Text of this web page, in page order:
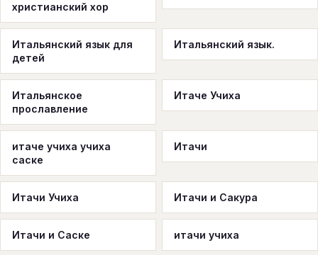
христианский хор
Итальянский язык для
детей
Итальянский язык.
Итальянское
прославление
Итаче Учиха
итаче учиха учиха
саске
Итачи
Итачи Учиха Итачи и Сакура
Итачи и Саске итачи учиха